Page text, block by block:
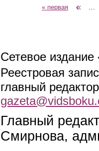
« первая
Сетевое
Реестровая
главный
Главный
Смирнова,